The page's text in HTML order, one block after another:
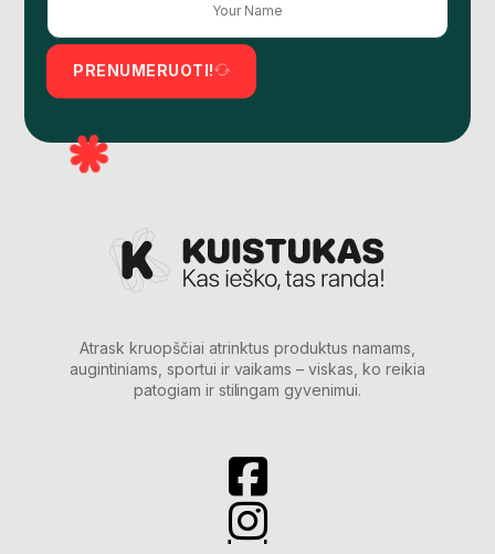
PRENUMERUOTI!
Atrask kruopščiai atrinktus produktus namams,
augintiniams, sportui ir vaikams – viskas, ko reikia
patogiam ir stilingam gyvenimui.